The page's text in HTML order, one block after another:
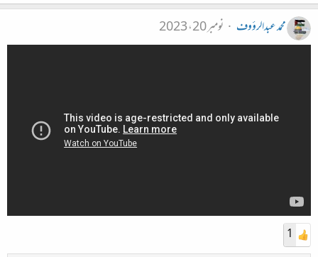
محمد عبدالرؤوف نومبر 20، 2023
1